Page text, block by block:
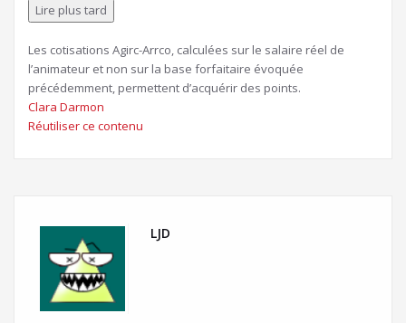
à
nos
abonnés
Lire plus tard
Les cotisations Agirc-Arrco, calculées sur le salaire réel de
l’animateur et non sur la base forfaitaire évoquée
précédemment, permettent d’acquérir des points.
Clara Darmon
Réutiliser ce contenu
LJD